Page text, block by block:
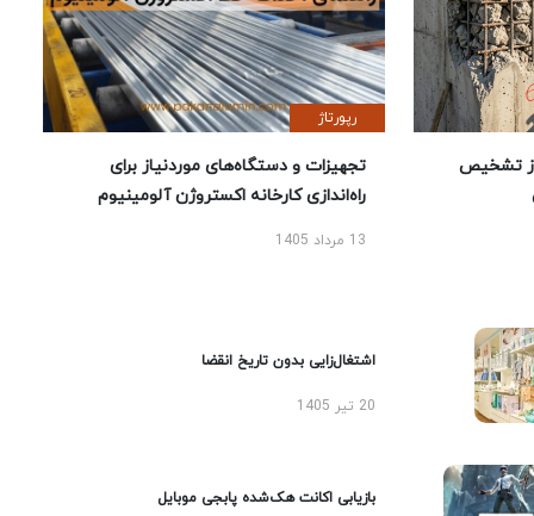
تشخیص
رپورتاژ
تجهیزات و دستگاه‌های موردنیاز برای
راه‌اندازی کارخانه اکستروژن آلومینیوم
13 مرداد 1405
اشتغال‌زایی بدون تاریخ انقضا
20 تیر 1405
بازیابی اکانت هک‌شده پابجی موبایل